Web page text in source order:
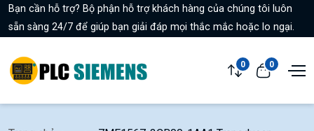
Bạn cần hỗ trợ? Bộ phận hỗ trợ khách hàng của chúng tôi luôn
sẵn sàng 24/7 để giúp bạn giải đáp mọi thắc mắc hoặc lo ngại.
0 0